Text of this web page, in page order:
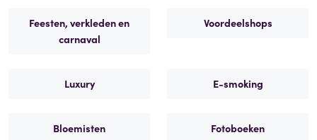
Feesten, verkleden en
carnaval
Voordeelshops
Luxury E-smoking
Bloemisten Fotoboeken